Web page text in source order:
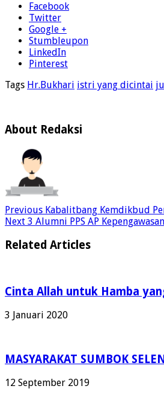
Facebook
Twitter
Google +
Stumbleupon
LinkedIn
Pinterest
Tags Hr.Bukhari istri yang dicintai
About Redaksi
Previous Kabalitbang Kemdikbud
Next 3 Alumni PPS AP
Related Articles
Cinta Allah untuk Hamba
3 Januari 2020
MASYARAKAT SUMBOK
12 September 2019